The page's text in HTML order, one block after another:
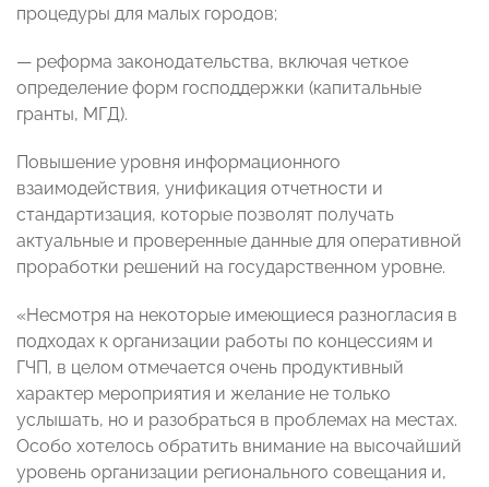
процедуры для малых городов;
— реформа законодательства, включая четкое
определение форм господдержки (капитальные
гранты, МГД).
Повышение уровня информационного
взаимодействия, унификация отчетности и
стандартизация, которые позволят получать
актуальные и проверенные данные для оперативной
проработки решений на государственном уровне.
«Несмотря на некоторые имеющиеся разногласия в
подходах к организации работы по концессиям и
ГЧП, в целом отмечается очень продуктивный
характер мероприятия и желание не только
услышать, но и разобраться в проблемах на местах.
Особо хотелось обратить внимание на высочайший
уровень организации регионального совещания и,